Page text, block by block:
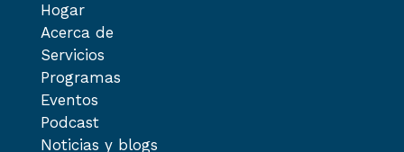
Hogar
Acerca de
Servicios
Programas
Eventos
Podcast
Noticias y blogs